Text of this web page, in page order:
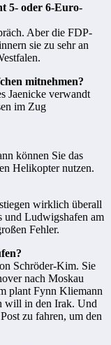
5- oder 6-Euro-
Aber die FDP-
sie zu sehr an
mitnehmen?
Jaenicke verwandt
im Zug
können Sie das
Helikopter nutzen.
wirklich überall
und Ludwigshafen am
Fehler.
Schröder-Kim. Sie
nach Moskau
plant Fynn Kliemann
will in den Irak. Und
zu fahren, um den